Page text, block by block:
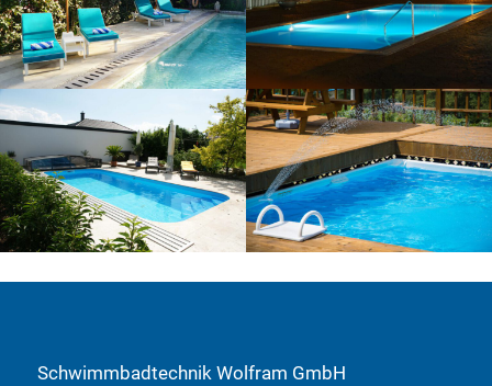
Schwimmbadtechnik Wolfram GmbH